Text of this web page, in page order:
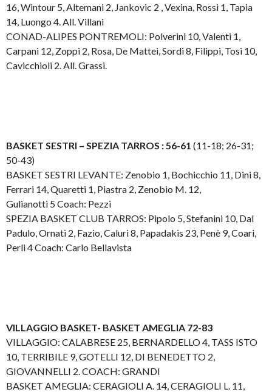
16, Wintour 5, Altemani 2, Jankovic 2 , Vexina, Rossi 1, Tapia
14, Luongo 4. All. Villani
CONAD-ALIPES PONTREMOLI: Polverini 10, Valenti 1,
Carpani 12, Zoppi 2, Rosa, De Mattei, Sordi 8, Filippi, Tosi 10,
Cavicchioli 2. All. Grassi.
BASKET SESTRI – SPEZIA TARROS : 56-61 (11-18; 26-31;
50-43)
BASKET SESTRI LEVANTE: Zenobio 1, Bochicchio 11, Dini 8,
Ferrari 14, Quaretti 1, Piastra 2, Zenobio M. 12,
Gulianotti 5 Coach: Pezzi
SPEZIA BASKET CLUB TARROS: Pipolo 5, Stefanini 10, Dal
Padulo, Ornati 2, Fazio, Caluri 8, Papadakis 23, Penè 9, Coari,
Perli 4 Coach: Carlo Bellavista
VILLAGGIO BASKET- BASKET AMEGLIA 72-83
VILLAGGIO: CALABRESE 25, BERNARDELLO 4, TASS ISTO
10, TERRIBILE 9, GOTELLI 12, DI BENEDETTO 2,
GIOVANNELLI 2. COACH: GRANDI
BASKET AMEGLIA: CERAGIOLI A. 14, CERAGIOLI L. 11,